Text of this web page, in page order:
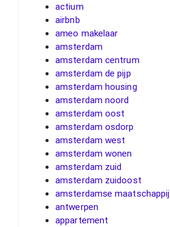
actium
airbnb
ameo makelaar
amsterdam
amsterdam centrum
amsterdam de pijp
amsterdam housing
amsterdam noord
amsterdam oost
amsterdam osdorp
amsterdam west
amsterdam wonen
amsterdam zuid
amsterdam zuidoost
amsterdamse maatschappij
antwerpen
appartement